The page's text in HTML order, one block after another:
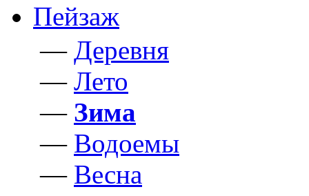
Пейзаж
— Деревня
— Лето
— Зима
— Водоемы
— Весна